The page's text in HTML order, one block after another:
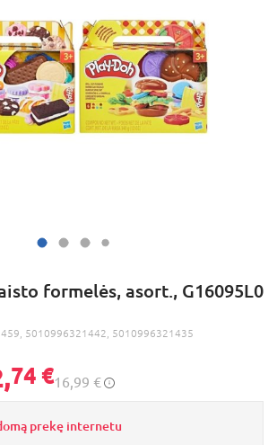
formelės, asort., G16095L0
5010996321442, 5010996321435
74 €16,99 €
prekę internetu